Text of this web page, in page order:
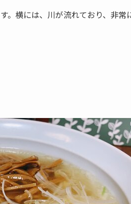
。横には、川が流れており、非常